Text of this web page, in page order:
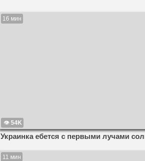
16 мин
54K
Украинка ебется с первыми лучами
11 мин